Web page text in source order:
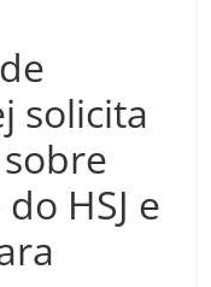
solicita
HSJ e